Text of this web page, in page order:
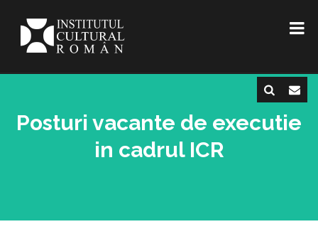
Posturi vacante de executie
in cadrul ICR